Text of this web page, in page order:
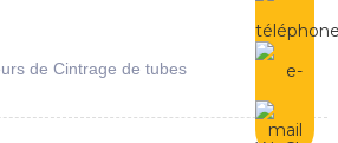
de Cintrage de tubes